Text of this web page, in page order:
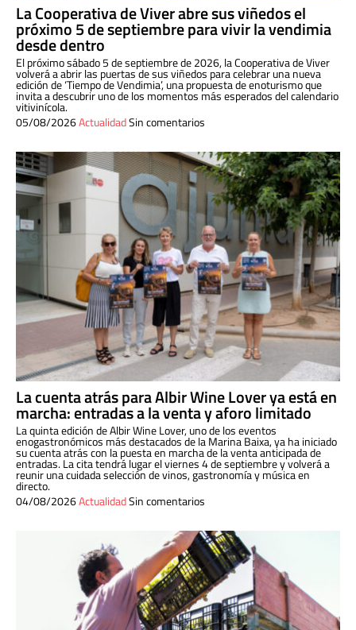
La Cooperativa de Viver abre sus viñedos el
próximo 5 de septiembre para vivir la vendimia
desde dentro
El próximo sábado 5 de septiembre de 2026, la Cooperativa de Viver
volverá a abrir las puertas de sus viñedos para celebrar una nueva
edición de ‘Tiempo de Vendimia’, una propuesta de enoturismo que
invita a descubrir uno de los momentos más esperados del calendario
vitivinícola.
05/08/2026ActualidadSin comentarios
La cuenta atrás para Albir Wine Lover ya está en
marcha: entradas a la venta y aforo limitado
La quinta edición de Albir Wine Lover, uno de los eventos
enogastronómicos más destacados de la Marina Baixa, ya ha iniciado
su cuenta atrás con la puesta en marcha de la venta anticipada de
entradas. La cita tendrá lugar el viernes 4 de septiembre y volverá a
reunir una cuidada selección de vinos, gastronomía y música en
directo.
04/08/2026ActualidadSin comentarios